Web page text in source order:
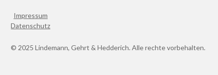
© 2025 Lindemann, Gehrt & Hedderich. Alle rechte vorbehalten.
Impressum
Datenschutz